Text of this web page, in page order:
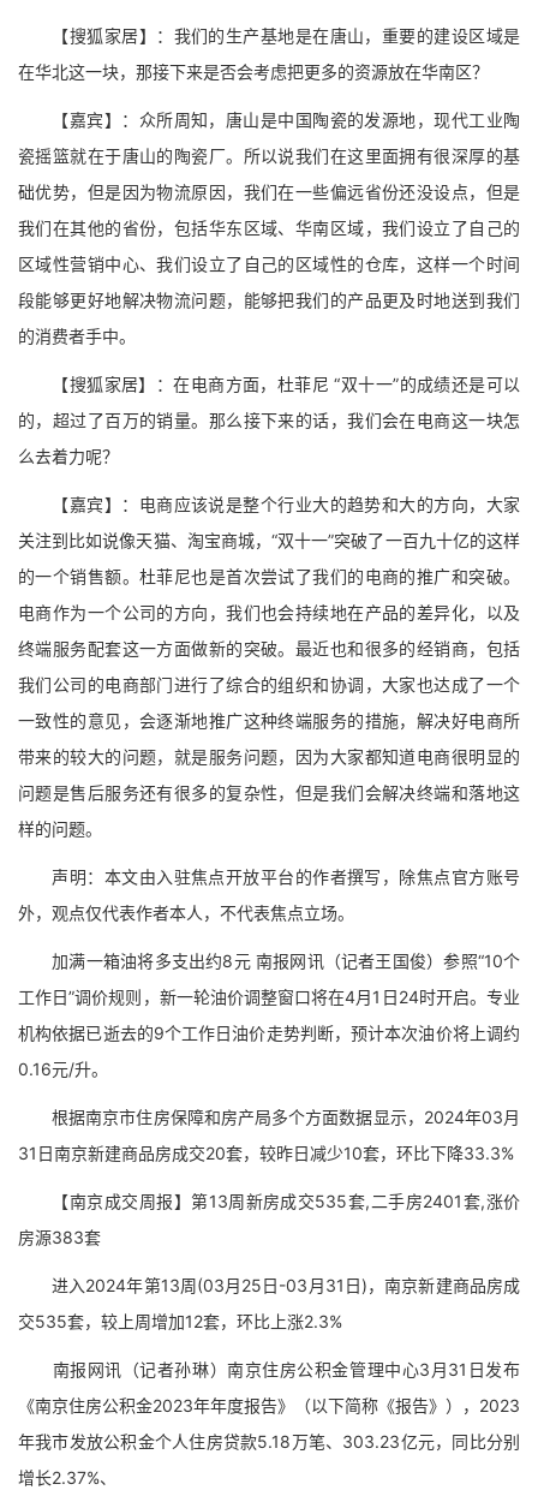
【搜狐家居】：我们的生产基地是在唐山，重要的建设区域是
在华北这一块，那接下来是否会考虑把更多的资源放在华南区？
【嘉宾】：众所周知，唐山是中国陶瓷的发源地，现代工业陶
瓷摇篮就在于唐山的陶瓷厂。所以说我们在这里面拥有很深厚的基
础优势，但是因为物流原因，我们在一些偏远省份还没设点，但是
我们在其他的省份，包括华东区域、华南区域，我们设立了自己的
区域性营销中心、我们设立了自己的区域性的仓库，这样一个时间
段能够更好地解决物流问题，能够把我们的产品更及时地送到我们
的消费者手中。
【搜狐家居】：在电商方面，杜菲尼 “双十一”的成绩还是可以
的，超过了百万的销量。那么接下来的话，我们会在电商这一块怎
么去着力呢？
【嘉宾】：电商应该说是整个行业大的趋势和大的方向，大家
关注到比如说像天猫、淘宝商城，“双十一”突破了一百九十亿的这样
的一个销售额。杜菲尼也是首次尝试了我们的电商的推广和突破。
电商作为一个公司的方向，我们也会持续地在产品的差异化，以及
终端服务配套这一方面做新的突破。最近也和很多的经销商，包括
我们公司的电商部门进行了综合的组织和协调，大家也达成了一个
一致性的意见，会逐渐地推广这种终端服务的措施，解决好电商所
带来的较大的问题，就是服务问题，因为大家都知道电商很明显的
问题是售后服务还有很多的复杂性，但是我们会解决终端和落地这
样的问题。
声明：本文由入驻焦点开放平台的作者撰写，除焦点官方账号
外，观点仅代表作者本人，不代表焦点立场。
加满一箱油将多支出约8元 南报网讯（记者王国俊）参照“10个
工作日”调价规则，新一轮油价调整窗口将在4月1日24时开启。专业
机构依据已逝去的9个工作日油价走势判断，预计本次油价将上调约
0.16元/升。
根据南京市住房保障和房产局多个方面数据显示，2024年03月
31日南京新建商品房成交20套，较昨日减少10套，环比下降33.3%
【南京成交周报】第13周新房成交535套,二手房2401套,涨价
房源383套
进入2024年第13周(03月25日-03月31日)，南京新建商品房成
交535套，较上周增加12套，环比上涨2.3%
南报网讯（记者孙琳）南京住房公积金管理中心3月31日发布
《南京住房公积金2023年年度报告》（以下简称《报告》），2023
年我市发放公积金个人住房贷款5.18万笔、303.23亿元，同比分别
增长2.37%、